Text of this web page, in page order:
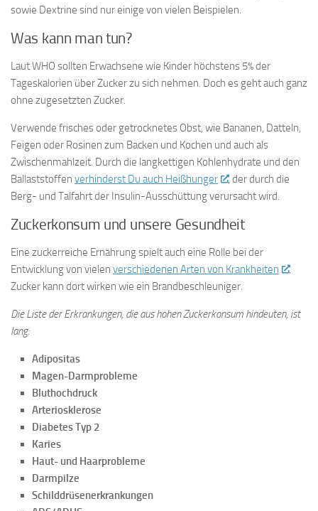
sowie Dextrine sind nur einige von vielen Beispielen.
Was kann man tun?
Laut WHO sollten Erwachsene wie Kinder höchstens 5% der
Tageskalorien über Zucker zu sich nehmen. Doch es geht auch ganz
ohne zugesetzten Zucker.
Verwende frisches oder getrocknetes Obst, wie Bananen, Datteln,
Feigen oder Rosinen zum Backen und Kochen und auch als
Zwischenmahlzeit. Durch die langkettigen Kohlenhydrate und den
Ballaststoffen verhinderst Du auch Heißhunger
, der durch die
Berg- und Talfahrt der Insulin-Ausschüttung verursacht wird.
Zuckerkonsum und unsere Gesundheit
Eine zuckerreiche Ernährung spielt auch eine Rolle bei der
Entwicklung von vielen verschiedenen Arten von Krankheiten
.
Zucker kann dort wirken wie ein Brandbeschleuniger.
Die Liste der Erkrankungen, die aus hohen Zuckerkonsum hindeuten, ist
lang:
Adipositas
Magen-Darmprobleme
Bluthochdruck
Arteriosklerose
Diabetes Typ 2
Karies
Haut- und Haarprobleme
Darmpilze
Schilddrüsenerkrankungen